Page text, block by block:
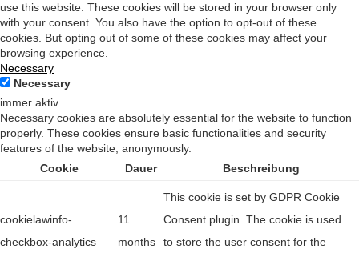
use this website. These cookies will be stored in your browser only
with your consent. You also have the option to opt-out of these
cookies. But opting out of some of these cookies may affect your
browsing experience.
Necessary
Necessary
immer aktiv
Necessary cookies are absolutely essential for the website to function
properly. These cookies ensure basic functionalities and security
features of the website, anonymously.
Cookie
Dauer Beschreibung
cookielawinfo-
checkbox-analytics
11
months
This cookie is set by GDPR Cookie
Consent plugin. The cookie is used
to store the user consent for the